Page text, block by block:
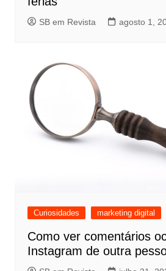
SB em Revista agosto 1,
Curiosidades marketing digital
Como ver comentários
Instagram de outra